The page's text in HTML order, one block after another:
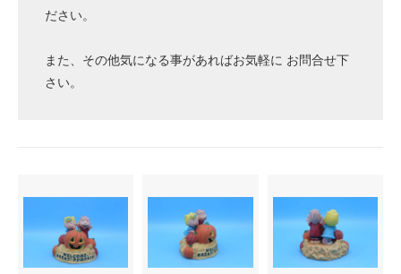
ださい。
また、その他気になる事があればお気軽に お問合せ下
さい。